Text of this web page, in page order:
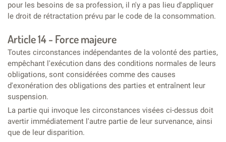
pour les besoins de sa profession, il n'y a pas lieu d'appliquer
le droit de rétractation prévu par le code de la consommation.
Article 14 - Force majeure
Toutes circonstances indépendantes de la volonté des parties,
empêchant l'exécution dans des conditions normales de leurs
obligations, sont considérées comme des causes
d'exonération des obligations des parties et entraînent leur
suspension.
La partie qui invoque les circonstances visées ci-dessus doit
avertir immédiatement l'autre partie de leur survenance, ainsi
que de leur disparition.